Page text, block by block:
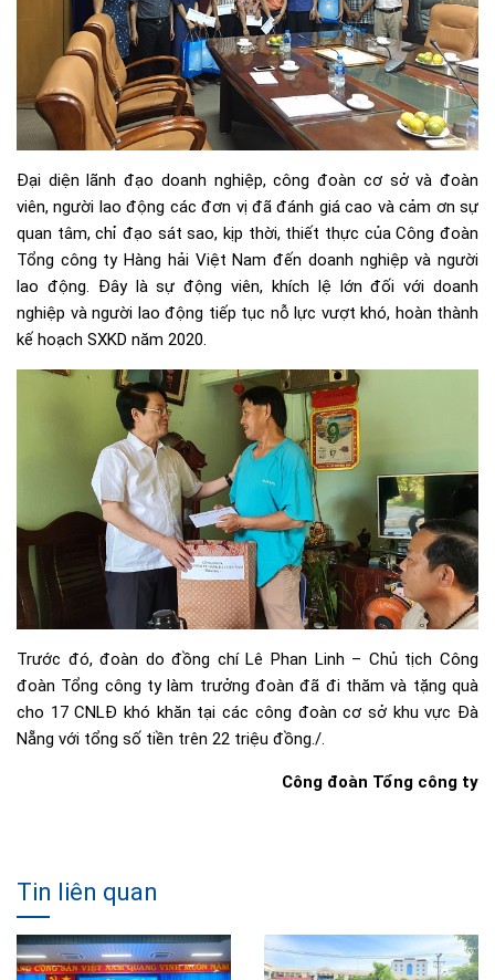
Đại diện lãnh đạo doanh nghiệp, công đoàn cơ sở và đoàn
viên, người lao động các đơn vị đã đánh giá cao và cảm ơn sự
quan tâm, chỉ đạo sát sao, kịp thời, thiết thực của Công đoàn
Tổng công ty Hàng hải Việt Nam đến doanh nghiệp và người
lao động. Đây là sự động viên, khích lệ lớn đối với doanh
nghiệp và người lao động tiếp tục nỗ lực vượt khó, hoàn thành
kế hoạch SXKD năm 2020.
Trước đó, đoàn do đồng chí Lê Phan Linh – Chủ tịch Công
đoàn Tổng công ty làm trưởng đoàn đã đi thăm và tặng quà
cho 17 CNLĐ khó khăn tại các công đoàn cơ sở khu vực Đà
Nẵng với tổng số tiền trên 22 triệu đồng./.
Công đoàn Tổng công ty
Tin liên quan